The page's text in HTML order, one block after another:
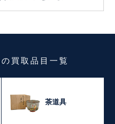
の買取品目一覧
茶道具